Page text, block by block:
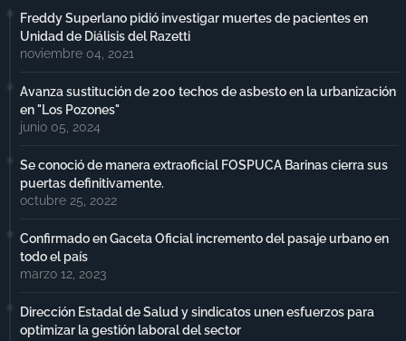
Freddy Superlano pidió investigar muertes de pacientes en
Unidad de Diálisis del Razetti
noviembre 04, 2021
Avanza sustitución de 200 techos de asbesto en la urbanización
en "Los Pozones"
junio 05, 2024
Se conoció de manera extraoficial FOSPUCA Barinas cierra sus
puertas definitivamente.
octubre 25, 2022
Confirmado en Gaceta Oficial incremento del pasaje urbano en
todo el país
marzo 12, 2023
Dirección Estadal de Salud y sindicatos unen esfuerzos para
optimizar la gestión laboral del sector